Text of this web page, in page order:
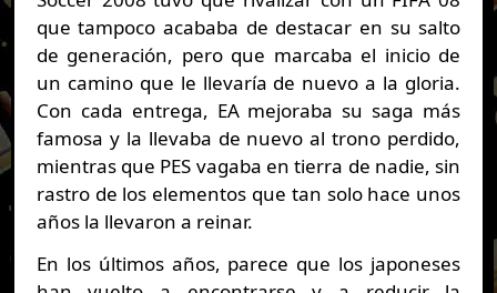
que tampoco acababa de destacar en su salto
de generación, pero que marcaba el inicio de
un camino que le llevaría de nuevo a la gloria.
Con cada entrega, EA mejoraba su saga más
famosa y la llevaba de nuevo al trono perdido,
mientras que PES vagaba en tierra de nadie, sin
rastro de los elementos que tan solo hace unos
años la llevaron a reinar.
En los últimos años, parece que los japoneses